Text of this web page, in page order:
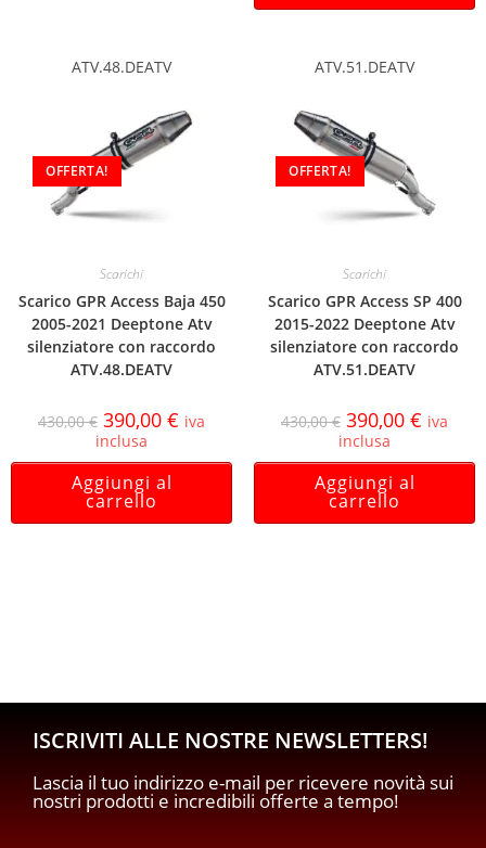
ATV.48.DEATV
OFFERTA!
Scarichi
Scarico GPR Access Baja 450
2005-2021 Deeptone Atv
silenziatore con raccordo
ATV.48.DEATV
430,00€ 390,00 € iva
inclusa
Aggiungi al
carrello
ATV.51.DEATV
OFFERTA!
Scarichi
Scarico GPR Access SP 400
2015-2022 Deeptone Atv
silenziatore con raccordo
ATV.51.DEATV
430,00€ 390,00 € iva
inclusa
Aggiungi al
carrello
ISCRIVITI ALLE NOSTRE NEWSLETTERS!
Lascia il tuo indirizzo e-mail per ricevere novità sui
nostri prodotti e incredibili offerte a tempo!